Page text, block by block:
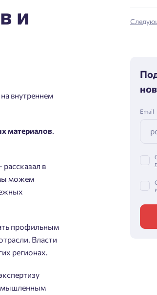
и
внутреннем
материалов.
рассказал в
можем
профильным
Власти
регионах.
Email
в
номер